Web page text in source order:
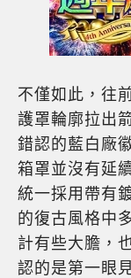
不僅如此，往
護罩輪廓拉出
錯認的藍白廠
箱罩並沒有延
統一採用帶有
的復古風格中
計有些大膽，
認的是第一眼